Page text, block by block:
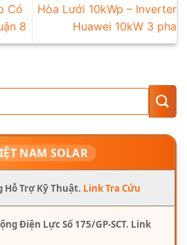
Có
8
Hòa Lưới 10kWp – Inverter
Huawei 10kW 3 pha
NAM SOLAR
Hỗ Trợ Kỹ Thuật. Link Tra Cứu
Điện Lực Số 175/GP-SCT. Link